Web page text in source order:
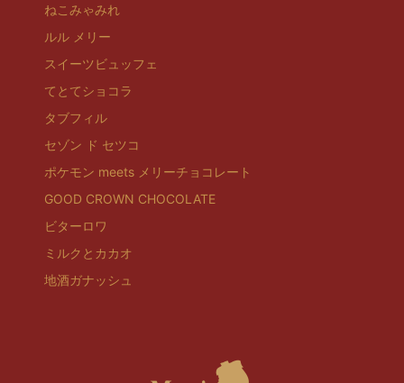
ねこみゃみれ
ルル メリー
スイーツビュッフェ
てとてショコラ
タブフィル
セゾン ド セツコ
ポケモン meets メリーチョコレート
GOOD CROWN CHOCOLATE
ビターロワ
ミルクとカカオ
地酒ガナッシュ